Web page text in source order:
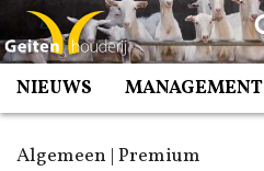
Spring
naar
inhoud
NIEUWS MANAGEMENT
Algemeen | Premium